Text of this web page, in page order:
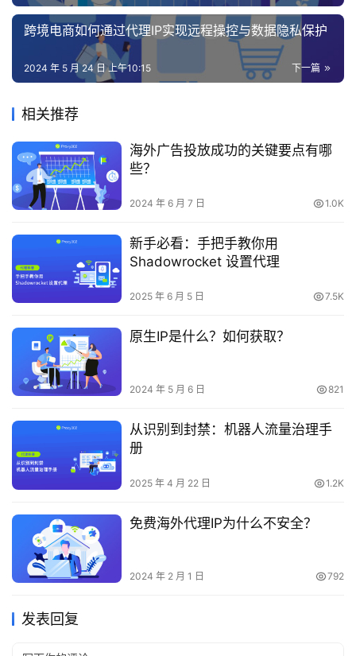
跨境电商如何通过代理IP实现远程操控与数据隐私保护
下一篇
2024 年 5 月 24 日 上午10:15
相关推荐
海外广告投放成功的关键要点有哪
些？
2024 年 6 月 7 日 1.0K
新手必看：手把手教你用
Shadowrocket 设置代理
2025 年 6 月 5 日 7.5K
原生IP是什么？如何获取？
2024 年 5 月 6 日 821
从识别到封禁：机器人流量治理手
册
2025 年 4 月 22 日 1.2K
免费海外代理IP为什么不安全？
2024 年 2 月 1 日 792
发表回复